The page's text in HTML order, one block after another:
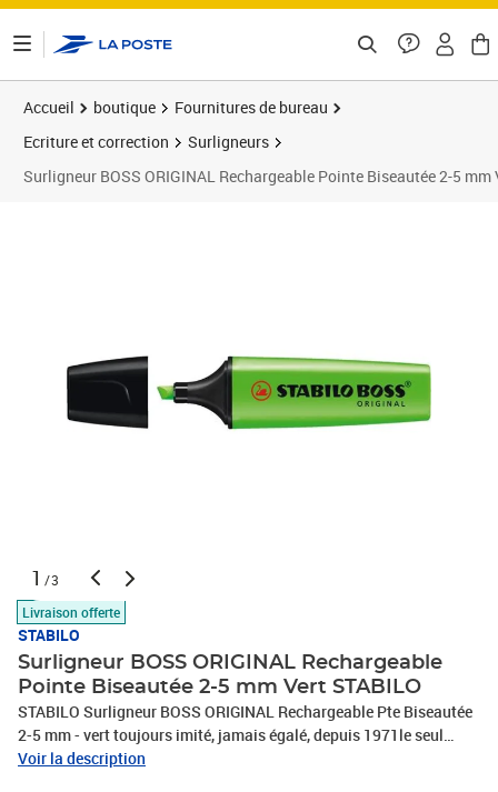
Accueil boutique
Fournitures de bureau
Ecriture et correction
Surligneurs
Surligneur BOSS ORIGINAL Rechargeable Pointe Biseautée 2-5 mm
1 /3
Livraison offerte
STABILO
Surligneur BOSS ORIGINAL Rechargeable
Pointe Biseautée 2-5 mm Vert STABILO
STABILO Surligneur BOSS ORIGINAL Rechargeable Pte Biseautée
2-5 mm - vert toujours imité, jamais égalé, depuis 1971le seul
surligneur disponible en 9 couleurs attrayantesencre universelle à
Voir la description